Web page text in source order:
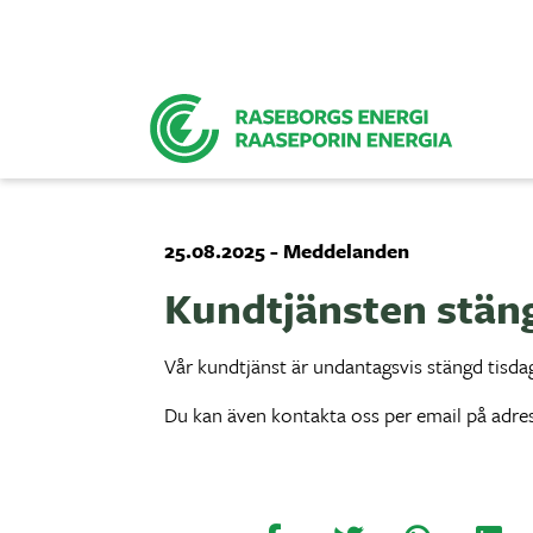
25.08.2025 - Meddelanden
Kundtjänsten
Vår kundtjänst är undantagsvis stängd
Du kan även kontakta oss per email på